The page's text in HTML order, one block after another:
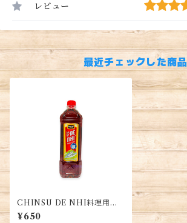
レビュー
最近チェックした商品
CHINSU DE NHI料理用の
デーニー魚醤1本
¥650